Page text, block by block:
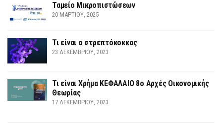
Ταμείο Μικροπιστώσεων
20 ΜΑΡΤΊΟΥ, 2025
Τι είναι ο στρεπτόκοκκος
23 ΔΕΚΕΜΒΡΊΟΥ, 2023
Τι είναι Χρήμα ΚΕΦΑΛΑΙΟ 8ο Αρχές Οικονομικής
Θεωρίας
17 ΔΕΚΕΜΒΡΊΟΥ, 2023